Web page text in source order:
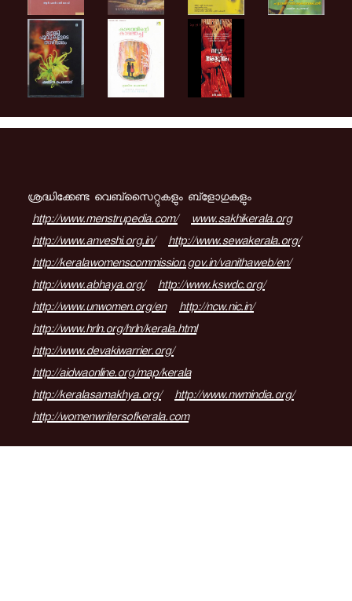
ശ്രദ്ധിക്കേണ്ട വെബ്സൈറ്റുകളും ബ്ളോഗുകളും
http://www.menstrupedia.com/
www.sakhikerala.org
http://www.anveshi.org.in/
http://www.sewakerala.org/
http://keralawomenscommission.gov.in/vanithaweb/en/
http://www.abhaya.org/
http://www.kswdc.org/
http://www.unwomen.org/en
http://ncw.nic.in/
http://www.hrln.org/hrln/kerala.html
http://www.devakiwarrier.org/
http://aidwaonline.org/map/kerala
http://keralasamakhya.org/
http://www.nwmindia.org/
http://womenwritersofkerala.com